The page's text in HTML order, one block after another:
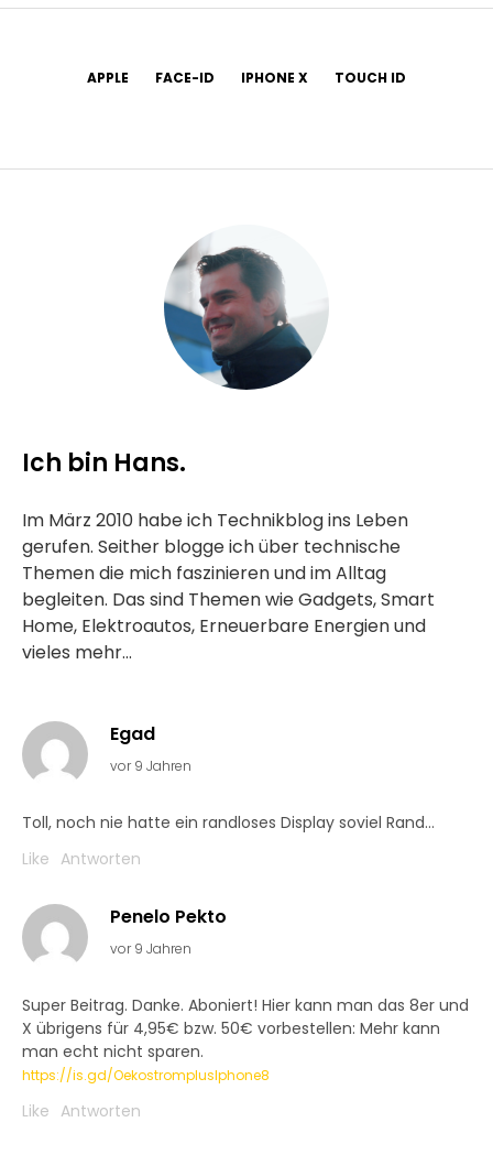
APPLE FACE-ID IPHONE X TOUCH ID
Ich bin Hans.
Im März 2010 habe ich Technikblog ins Leben
gerufen. Seither blogge ich über technische
Themen die mich faszinieren und im Alltag
begleiten. Das sind Themen wie Gadgets, Smart
Home, Elektroautos, Erneuerbare Energien und
vieles mehr...
Egad
vor 9 Jahren
Toll, noch nie hatte ein randloses Display soviel Rand…
Like Antworten
Penelo Pekto
vor 9 Jahren
Super Beitrag. Danke. Aboniert! Hier kann man das 8er und
X übrigens für 4,95€ bzw. 50€ vorbestellen: Mehr kann
man echt nicht sparen.
https://is.gd/OekostromplusIphone8
Like Antworten